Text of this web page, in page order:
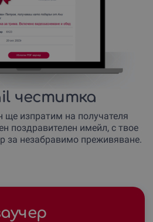
честитка
ще изпратим на получателя
поздравителен имейл, с твое
за незабравимо преживяване.